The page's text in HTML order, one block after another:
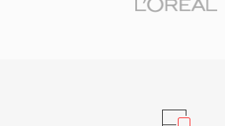
nguyên bản — trong khi hỗ trợ
qua cấu trúc atom MP4 (ảnh bìa,